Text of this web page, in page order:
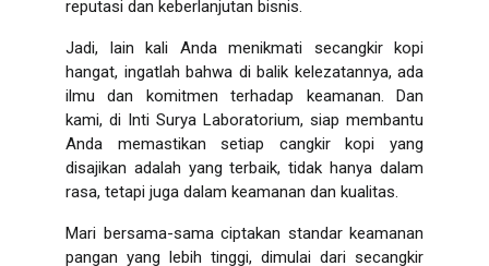
reputasi dan keberlanjutan bisnis.
Jadi, lain kali Anda menikmati secangkir kopi
hangat, ingatlah bahwa di balik kelezatannya, ada
ilmu dan komitmen terhadap keamanan. Dan
kami, di Inti Surya Laboratorium, siap membantu
Anda memastikan setiap cangkir kopi yang
disajikan adalah yang terbaik, tidak hanya dalam
rasa, tetapi juga dalam keamanan dan kualitas.
Mari bersama-sama ciptakan standar keamanan
pangan yang lebih tinggi, dimulai dari secangkir